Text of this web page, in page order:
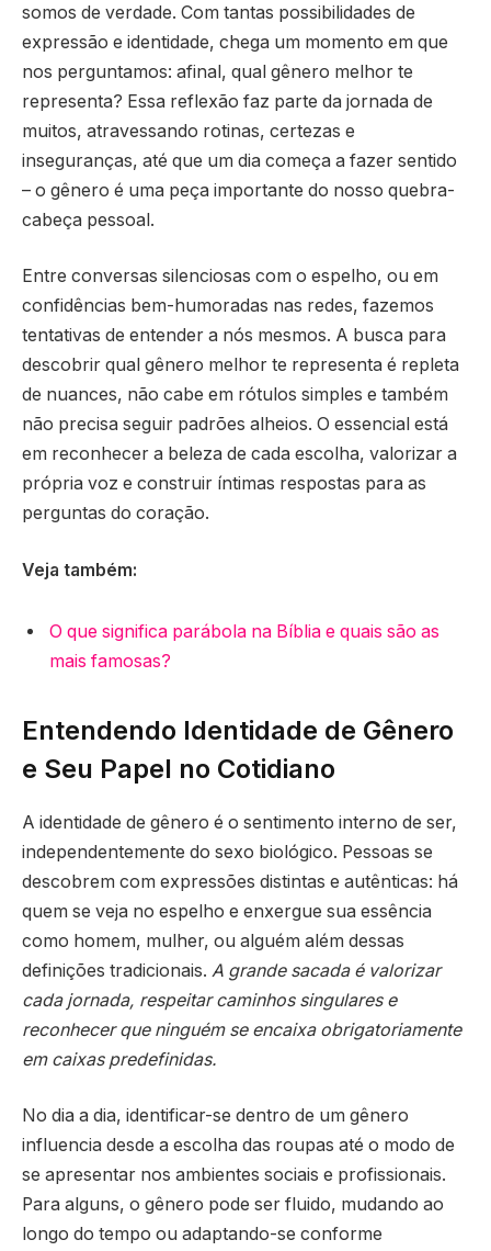
somos de verdade. Com tantas possibilidades de
expressão e identidade, chega um momento em que
nos perguntamos: afinal, qual gênero melhor te
representa? Essa reflexão faz parte da jornada de
muitos, atravessando rotinas, certezas e
inseguranças, até que um dia começa a fazer sentido
– o gênero é uma peça importante do nosso quebra-
cabeça pessoal.
Entre conversas silenciosas com o espelho, ou em
confidências bem-humoradas nas redes, fazemos
tentativas de entender a nós mesmos. A busca para
descobrir qual gênero melhor te representa é repleta
de nuances, não cabe em rótulos simples e também
não precisa seguir padrões alheios. O essencial está
em reconhecer a beleza de cada escolha, valorizar a
própria voz e construir íntimas respostas para as
perguntas do coração.
Veja também:
O que significa parábola na Bíblia e quais são as
mais famosas?
Entendendo Identidade de Gênero
e Seu Papel no Cotidiano
A identidade de gênero é o sentimento interno de ser,
independentemente do sexo biológico. Pessoas se
descobrem com expressões distintas e autênticas: há
quem se veja no espelho e enxergue sua essência
como homem, mulher, ou alguém além dessas
definições tradicionais. A grande sacada é valorizar
cada jornada, respeitar caminhos singulares e
reconhecer que ninguém se encaixa obrigatoriamente
em caixas predefinidas.
No dia a dia, identificar-se dentro de um gênero
influencia desde a escolha das roupas até o modo de
se apresentar nos ambientes sociais e profissionais.
Para alguns, o gênero pode ser fluido, mudando ao
longo do tempo ou adaptando-se conforme